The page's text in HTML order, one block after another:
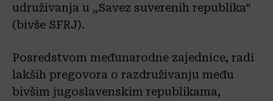
udruživanja u „Savez suverenih republika“
(bivše SFRJ).
Posredstvom međunarodne zajednice, radi
lakših pregovora o razdruživanju među
bivšim jugoslavenskim republikama,